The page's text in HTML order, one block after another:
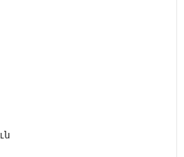
2026
ժայթքման պատճառով
2026
ինչու է գործող